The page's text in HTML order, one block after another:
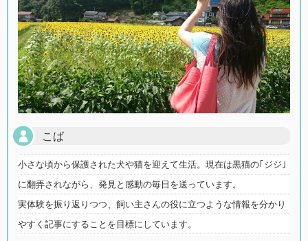
こば
小さな頃から保護された犬や猫を迎えて生活。現在は黒猫の｢ジジ｣
に翻弄されながら、発見と感動の毎日を送っています。
実体験を振り返りつつ、飼い主さんの役に立つような情報を分かり
やすく記事にすることを目標にしています。